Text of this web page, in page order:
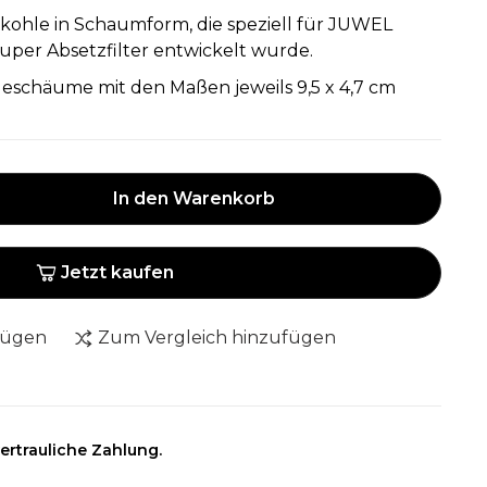
in Schaumform, die speziell für JUWEL
Absetzfilter entwickelt wurde.
mit den Maßen jeweils 9,5 x 4,7 cm
In den Warenkorb
Jetzt kaufen
Zum Vergleich hinzufügen
Zahlung.